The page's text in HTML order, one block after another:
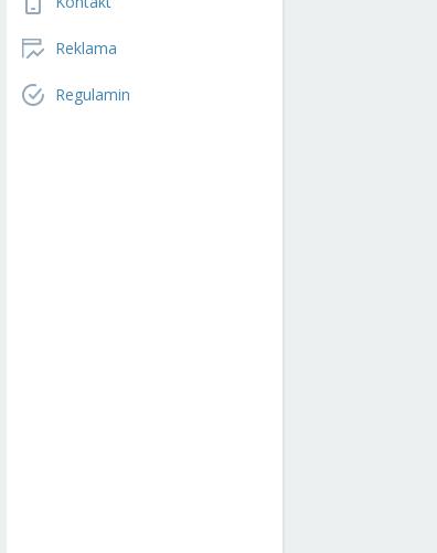
Reklama
Regulamin